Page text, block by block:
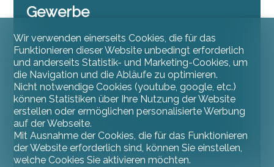
Gewerbe
Porrentruy
CHF 1'125.-/Monat
~ 100 m²
2
Erdgeschoss
Wir verwenden einerseits Cookies, die für das
Funktionieren dieser Website unbedingt erforderlich
und anderseits Statistik- und Marketing-Cookies, um
die Navigation und die Abläufe zu optimieren.
Nicht notwendige Cookies (youtube, google, etc.)
können Statistiken über Ihre Nutzung der Website
erstellen oder ermöglichen personalisierte Werbung
auf der Webseite.
Mit Ausnahme der Cookies, die für das Funktionieren
der Website erforderlich sind, können Sie einstellen,
welche Cookies Sie aktivieren möchten.